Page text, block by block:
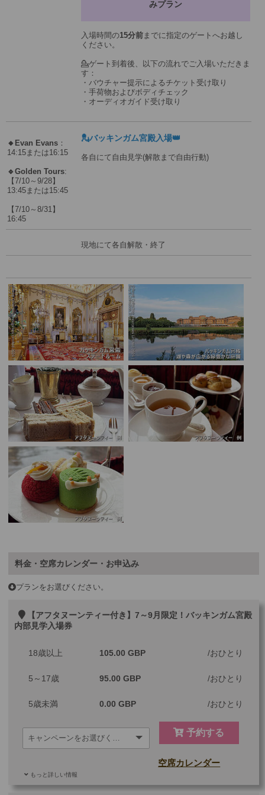
みプラン
入場時間の15分前までに指定のゲートへお越し
ください。
💁ゲート到着後、以下の流れでご入場いただきま
す：
・バウチャー提示によるチケット受け取り
・手荷物およびボディチェック
・オーディオガイド受け取り
🔸Evan Evans ：
14:15または16:15
🔹Golden Tours:
【7/10～9/28】
13:45または15:45
【7/10～8/31】
16:45
💂バッキンガム宮殿入場👑
各自にて自由見学(解散まで自由行動)
現地にて各自解散・終了
料金・空席カレンダー・お申込み
プランをお選びください。
【アフタヌーンティー付き】7～9月限定！バッキンガム宮殿
内部見学入場券
18歳以上 105.00 GBP おひとり
5～17歳 95.00 GBP おひとり
5歳未満 0.00 GBP おひとり
予約する
もっと詳しい情報
空席カレンダー